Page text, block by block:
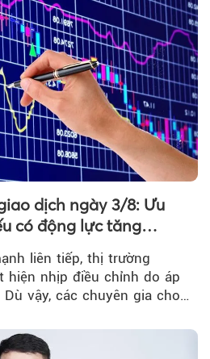
dịch ngày 3/8: Ưu
có động lực tăng
liên tiếp, thị trường
hiện nhịp điều chỉnh do áp
vậy, các chuyên gia cho